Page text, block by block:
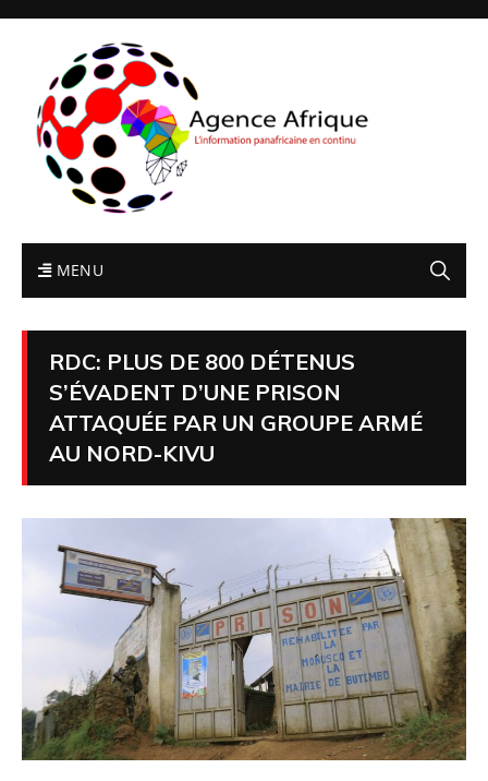
MENU
RDC: PLUS DE 800 DÉTENUS
S’ÉVADENT D’UNE PRISON
ATTAQUÉE PAR UN GROUPE ARMÉ
AU NORD-KIVU